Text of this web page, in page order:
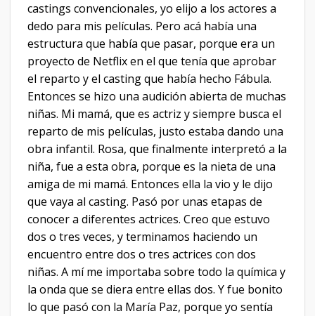
castings convencionales, yo elijo a los actores a
dedo para mis películas. Pero acá había una
estructura que había que pasar, porque era un
proyecto de Netflix en el que tenía que aprobar
el reparto y el casting que había hecho Fábula.
Entonces se hizo una audición abierta de muchas
niñas. Mi mamá, que es actriz y siempre busca el
reparto de mis películas, justo estaba dando una
obra infantil. Rosa, que finalmente interpretó a la
niña, fue a esta obra, porque es la nieta de una
amiga de mi mamá. Entonces ella la vio y le dijo
que vaya al casting. Pasó por unas etapas de
conocer a diferentes actrices. Creo que estuvo
dos o tres veces, y terminamos haciendo un
encuentro entre dos o tres actrices con dos
niñas. A mí me importaba sobre todo la química y
la onda que se diera entre ellas dos. Y fue bonito
lo que pasó con la María Paz, porque yo sentía